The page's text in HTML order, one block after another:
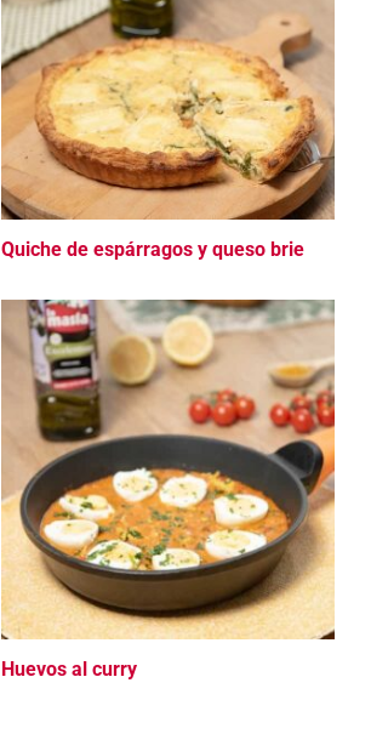
Quiche de espárragos y queso brie
Huevos al curry